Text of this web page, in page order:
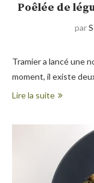
Poêlée de
par
Tramier a lancé une
moment, il existe
Lire la suite